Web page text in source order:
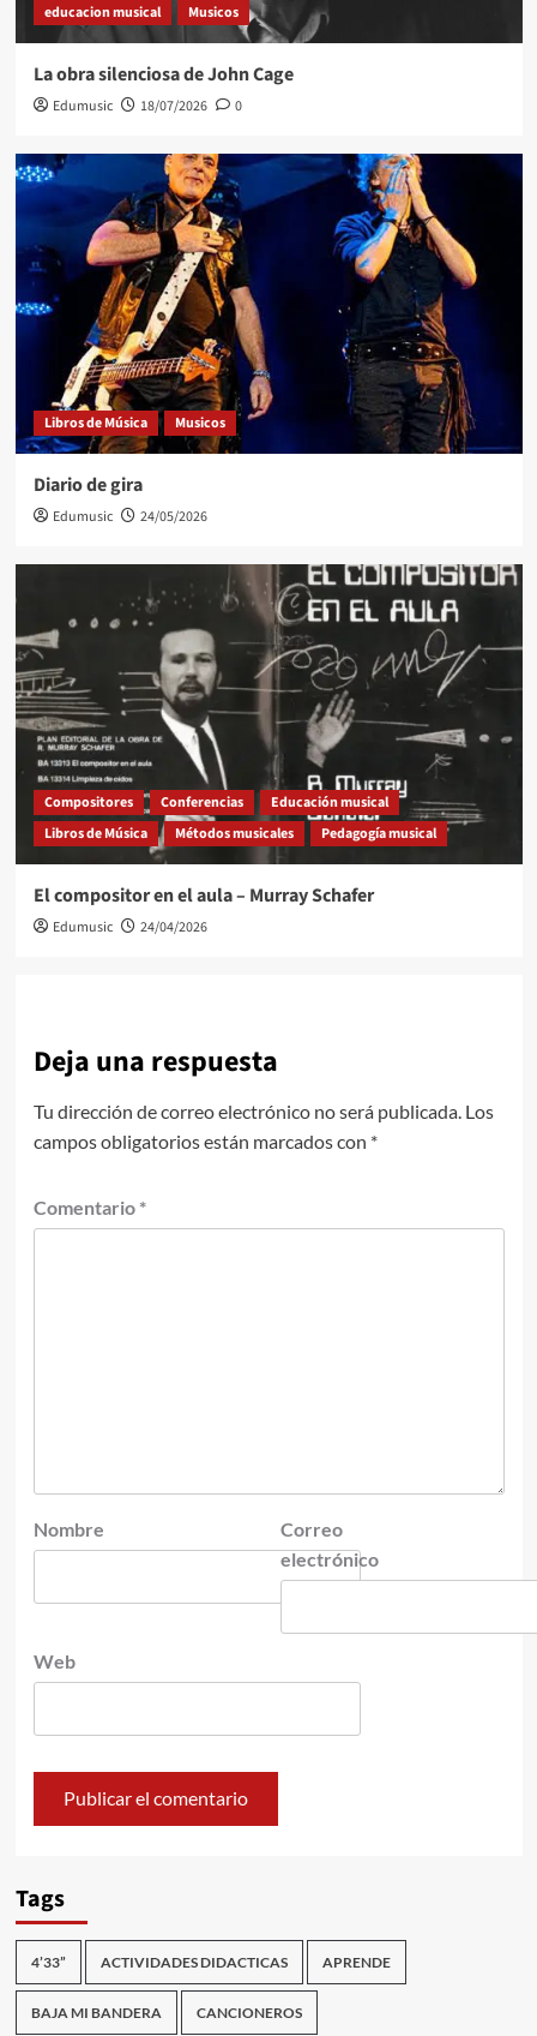
educacion musical Musicos
La obra silenciosa de John Cage
Edumusic 18/07/2026 0
Libros de Música Musicos
Diario de gira
Edumusic 24/05/2026
Compositores Conferencias
Educación musical
Libros de Música
Métodos musicales Pedagogía musical
El compositor en el aula – Murray Schafer
Edumusic 24/04/2026
Deja una respuesta
Tu dirección de correo electrónico no será publicada. Los
campos obligatorios están marcados con *
Comentario *
Nombre
Correo
electrónico
Web
Tags
4’33” ACTIVIDADES DIDACTICAS APRENDE
BAJA MI BANDERA CANCIONEROS